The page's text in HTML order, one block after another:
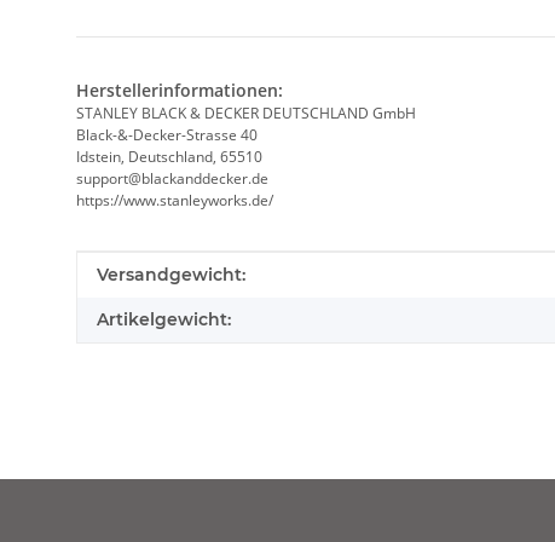
Herstellerinformationen:
STANLEY BLACK & DECKER DEUTSCHLAND GmbH
Black-&-Decker-Strasse 40
Idstein, Deutschland, 65510
support@blackanddecker.de
https://www.stanleyworks.de/
Produkteigenschaft
Wert
Versandgewicht:
Artikelgewicht: